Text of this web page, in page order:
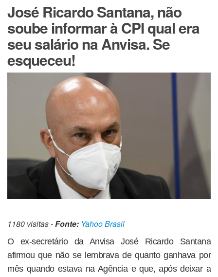
José Ricardo Santana, não
soube informar à CPI qual era
seu salário na Anvisa. Se
esqueceu!
1180 visitas -Fonte: Yahoo Brasil
O ex-secretário da Anvisa José Ricardo Santana
afirmou que não se lembrava de quanto ganhava por
mês quando estava na Agência e que, após deixar a